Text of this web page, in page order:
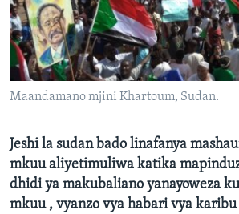
Maandamano mjini Khartoum, Sudan.
Jeshi la sudan bado linafanya
mkuu aliyetimuliwa katika
dhidi ya makubaliano yanayoweza
mkuu , vyanzo vya habari vya karibu